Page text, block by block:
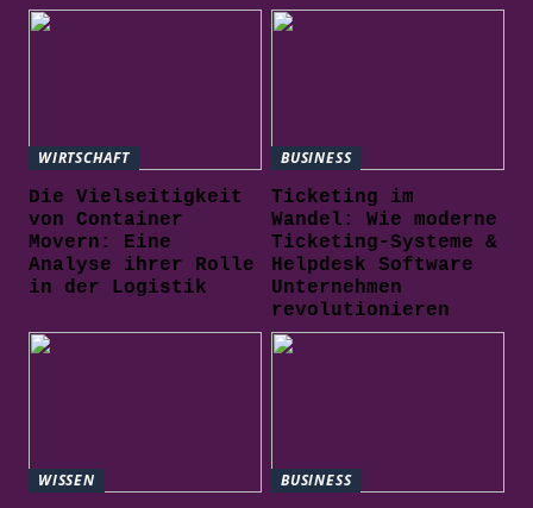
WIRTSCHAFT
Die Vielseitigkeit
von Container
Movern: Eine
Analyse ihrer Rolle
in der Logistik
BUSINESS
Ticketing im
Wandel: Wie moderne
Ticketing-Systeme &
Helpdesk Software
Unternehmen
revolutionieren
WISSEN BUSINESS